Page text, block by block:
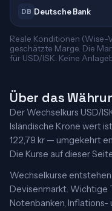
DB Deutsche Bank
Reale Konditionen (Wise-
geschätzte Marge. Die
für USD/ISK. Keine
Über das
Der Wechselkurs USD/
Isländische Krone wert
122,79 kr — umgekehrt
Die Kurse auf dieser
Wechselkurse
Devisenmarkt. Wichtige
Notenbanken, Inflations-